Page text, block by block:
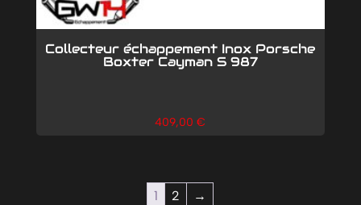
Collecteur échappement Inox Porsche
Boxter Cayman S 987
409,00€
1 2 →